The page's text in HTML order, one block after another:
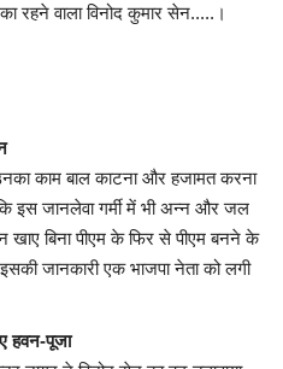
रहने वाला विनोद कुमार सेन.....।
काम बाल काटना और हजामत करना
इस जानलेवा गर्मी में भी अन्न और जल
खाए बिना पीएम के फिर से पीएम बनने के
जानकारी एक भाजपा नेता को लगी
हवन-पूजा